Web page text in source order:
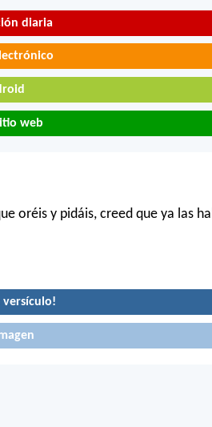
diaria
web
oréis y pidáis, creed que ya las
versículo!